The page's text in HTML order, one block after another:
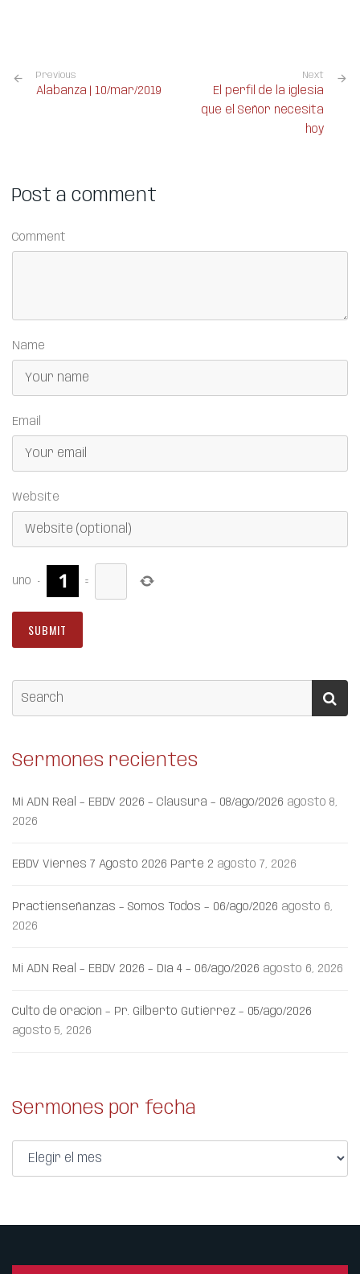
Previous
Alabanza | 10/mar/2019
Next
El perfil de la iglesia
que el Señor necesita
hoy
Post a comment
Comment
Name
Email
Website
uno − =
Sermones recientes
Mi ADN Real – EBDV 2026 – Clausura – 08/ago/2026 agosto 8,
2026
EBDV Viernes 7 Agosto 2026 Parte 2 agosto 7, 2026
Practienseñanzas – Somos Todos – 06/ago/2026 agosto 6,
2026
Mi ADN Real – EBDV 2026 – Día 4 – 06/ago/2026 agosto 6, 2026
Culto de oración – Pr. Gilberto Gutiérrez – 05/ago/2026
agosto 5, 2026
Sermones por fecha